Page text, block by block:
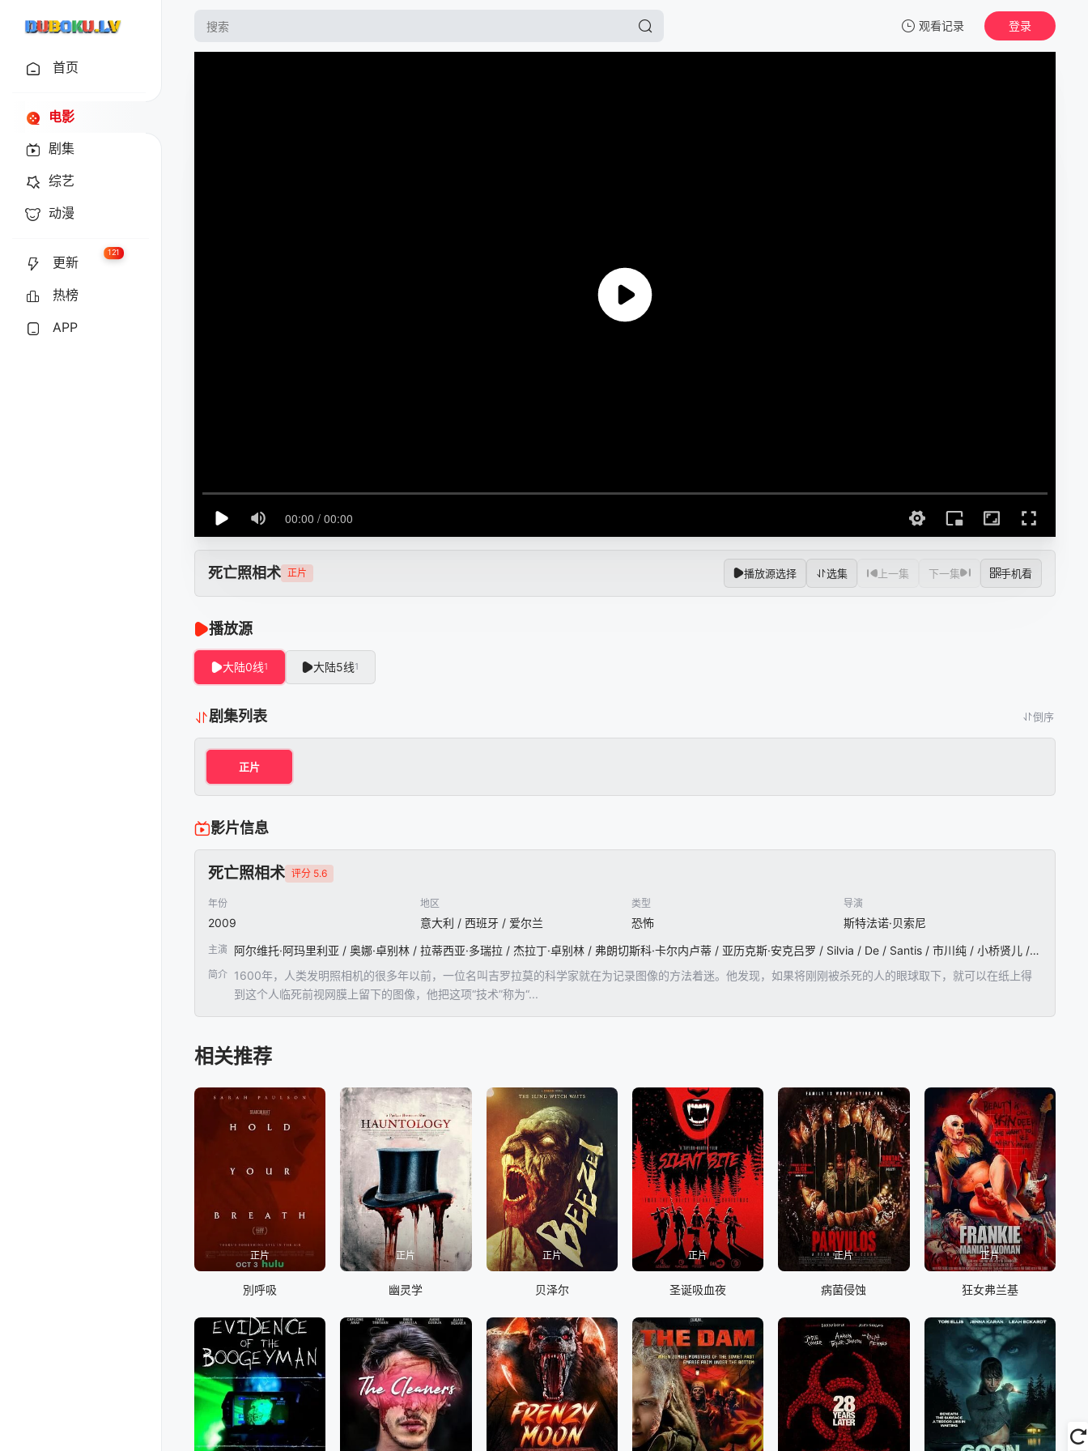
观看记录 登录
首页
电影
剧集
综艺
动漫
更新
121
热榜
APP
死亡照相术 正片 播放源选择 选集 上一集 下一集 手机看
播放源
大陆0线1 大陆5线1
剧集列表 倒序
正片
影片信息
死亡照相术 评分 5.6
年份
2009
地区
意大利 / 西班牙 / 爱尔兰
类型
恐怖
导演
斯特法诺·贝索尼
主演 阿尔维托·阿玛里利亚 / 奥娜·卓别林 / 拉蒂西亚·多瑞拉 / 杰拉丁·卓别林 / 弗朗切斯科·卡尔内卢蒂 / 亚历克斯·安克吕罗 / Silvia / De / Santis / 市川纯 / 小桥贤儿 / 保罗·德·维塔 / Francesco / Martino / Matteo / Danese / Franco / Pistoni / Anna / Cuculo / 洛伦佐·佩德罗蒂
简介 1600年，人类发明照相机的很多年以前，一位名叫吉罗拉莫的科学家就在为记录图像的方法着迷。他发现，如果将刚刚被杀死的人的眼球取下，就可以在纸上得
到这个人临死前视网膜上留下的图像，他把这项“技术”称为“...
相关推荐
正片
別呼吸
正片
幽灵学
正片
贝泽尔
正片
圣诞吸血夜
正片
病菌侵蚀
正片
狂女弗兰基